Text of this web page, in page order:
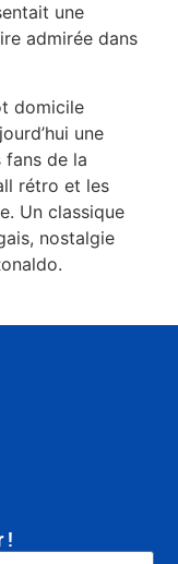
une
admirée dans
domicile
une
fans de la
rétro et les
Un classique
nostalgie
!